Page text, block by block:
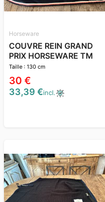
Horseware
COUVRE REIN GRAND
PRIX HORSEWARE TM
Taille : 130 cm
30 €
33,39 €incl.